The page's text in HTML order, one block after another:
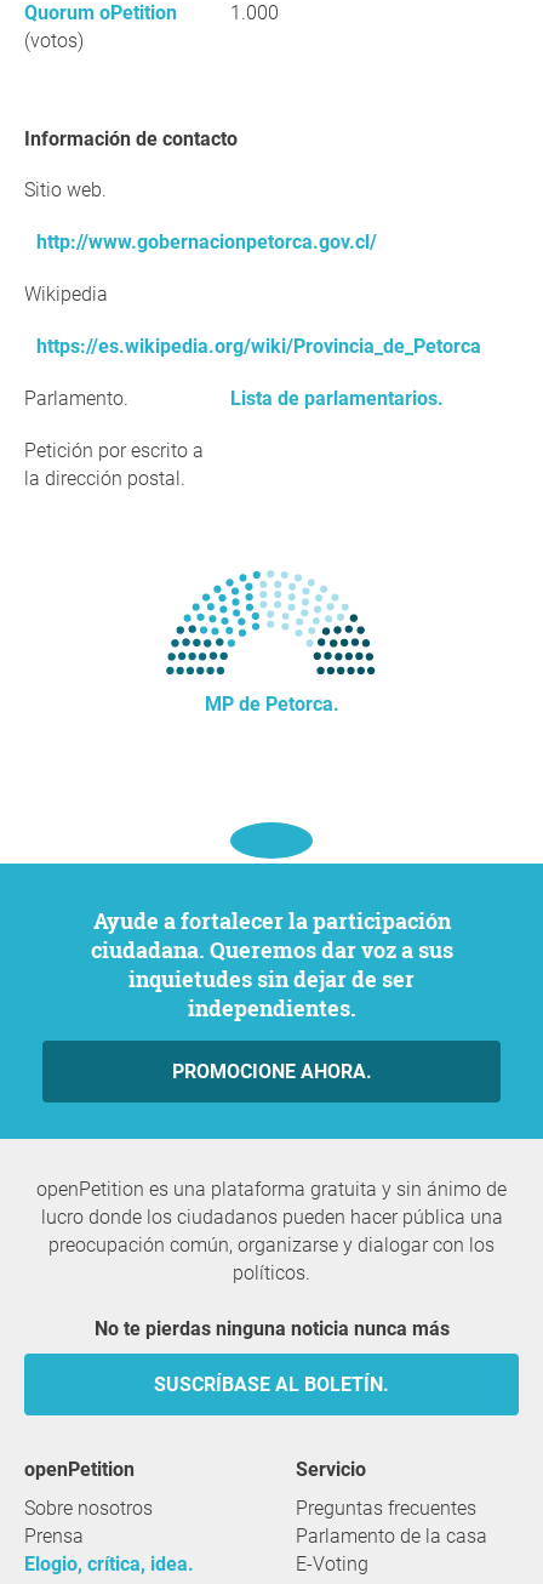
Quorum oPetition
(votos)
1.000
Información de contacto
Sitio web.
http://www.gobernacionpetorca.gov.cl/
Wikipedia
https://es.wikipedia.org/wiki/Provincia_de_Petorca
Parlamento. Lista de parlamentarios.
Petición por escrito a
la dirección postal.
MP de Petorca.
Ayude a fortalecer la participación
ciudadana. Queremos dar voz a sus
inquietudes sin dejar de ser
independientes.
PROMOCIONE AHORA.
openPetition es una plataforma gratuita y sin ánimo de
lucro donde los ciudadanos pueden hacer pública una
preocupación común, organizarse y dialogar con los
políticos.
No te pierdas ninguna noticia nunca más
SUSCRÍBASE AL BOLETÍN.
openPetition
Sobre nosotros
Prensa
Elogio, crítica, idea.
servicio
Preguntas frecuentes
Parlamento de la casa
E-Voting